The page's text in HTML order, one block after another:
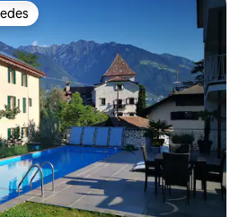
dos hóspedes